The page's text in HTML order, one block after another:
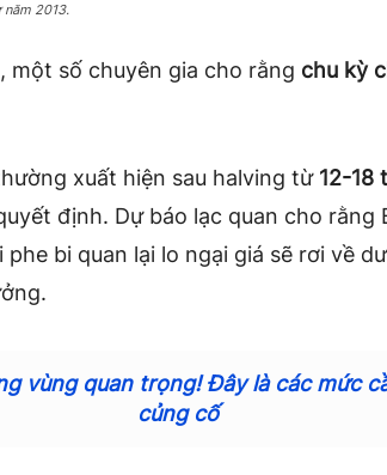
năm 2013.
một số chuyên gia cho rằng chu kỳ
xuất hiện sau halving từ 12-18
định. Dự báo lạc quan cho rằng
phe bi quan lại lo ngại giá sẽ rơi về
vùng quan trọng! Đây là các mức
củng cố